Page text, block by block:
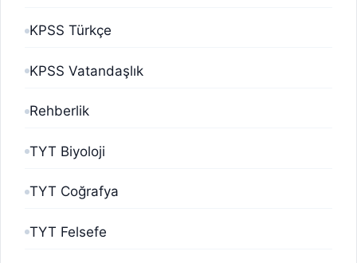
KPSS Türkçe
KPSS Vatandaşlık
Rehberlik
TYT Biyoloji
TYT Coğrafya
TYT Felsefe